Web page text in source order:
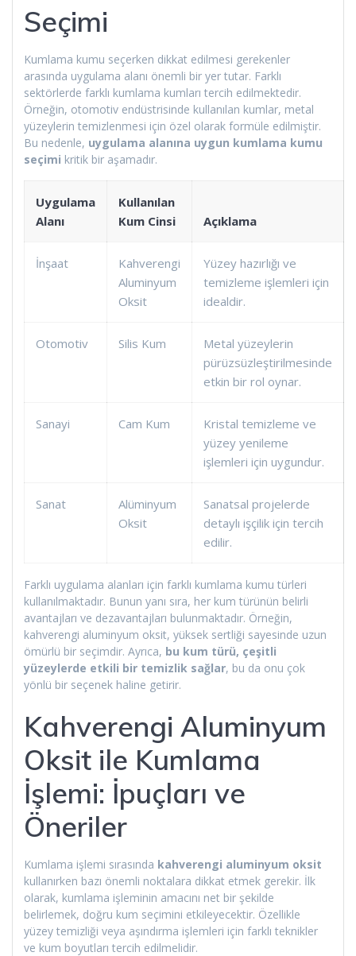
Seçimi
Kumlama kumu seçerken dikkat edilmesi gerekenler
arasında uygulama alanı önemli bir yer tutar. Farklı
sektörlerde farklı kumlama kumları tercih edilmektedir.
Örneğin, otomotiv endüstrisinde kullanılan kumlar, metal
yüzeylerin temizlenmesi için özel olarak formüle edilmiştir.
Bu nedenle, uygulama alanına uygun kumlama kumu
seçimi kritik bir aşamadır.
Uygulama
Alanı
Kullanılan
Kum Cinsi
Açıklama
İnşaat
Kahverengi
Aluminyum
Oksit
Yüzey hazırlığı ve
temizleme işlemleri için
idealdir.
Otomotiv Silis Kum
Metal yüzeylerin
pürüzsüzleştirilmesinde
etkin bir rol oynar.
Sanayi Cam Kum
Kristal temizleme ve
yüzey yenileme
işlemleri için uygundur.
Sanat
Alüminyum
Oksit
Sanatsal projelerde
detaylı işçilik için tercih
edilir.
Farklı uygulama alanları için farklı kumlama kumu türleri
kullanılmaktadır. Bunun yanı sıra, her kum türünün belirli
avantajları ve dezavantajları bulunmaktadır. Örneğin,
kahverengi aluminyum oksit, yüksek sertliği sayesinde uzun
ömürlü bir seçimdir. Ayrıca, bu kum türü, çeşitli
yüzeylerde etkili bir temizlik sağlar, bu da onu çok
yönlü bir seçenek haline getirir.
Kahverengi Aluminyum
Oksit ile Kumlama
İşlemi: İpuçları ve
Öneriler
Kumlama işlemi sırasında kahverengi aluminyum oksit
kullanırken bazı önemli noktalara dikkat etmek gerekir. İlk
olarak, kumlama işleminin amacını net bir şekilde
belirlemek, doğru kum seçimini etkileyecektir. Özellikle
yüzey temizliği veya aşındırma işlemleri için farklı teknikler
ve kum boyutları tercih edilmelidir.